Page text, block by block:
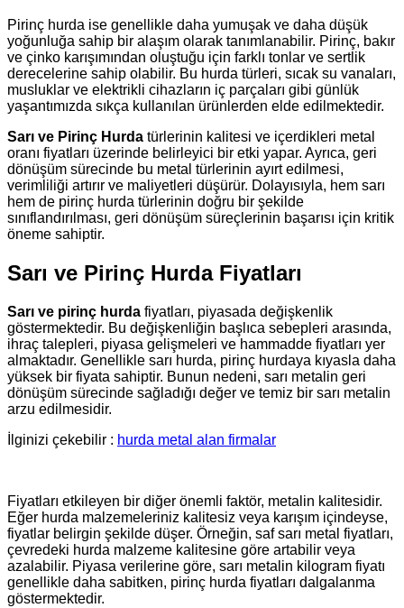
Pirinç hurda ise genellikle daha yumuşak ve daha düşük
yoğunluğa sahip bir alaşım olarak tanımlanabilir. Pirinç, bakır
ve çinko karışımından oluştuğu için farklı tonlar ve sertlik
derecelerine sahip olabilir. Bu hurda türleri, sıcak su vanaları,
musluklar ve elektrikli cihazların iç parçaları gibi günlük
yaşantımızda sıkça kullanılan ürünlerden elde edilmektedir.
Sarı ve Pirinç Hurda türlerinin kalitesi ve içerdikleri metal
oranı fiyatları üzerinde belirleyici bir etki yapar. Ayrıca, geri
dönüşüm sürecinde bu metal türlerinin ayırt edilmesi,
verimliliği artırır ve maliyetleri düşürür. Dolayısıyla, hem sarı
hem de pirinç hurda türlerinin doğru bir şekilde
sınıflandırılması, geri dönüşüm süreçlerinin başarısı için kritik
öneme sahiptir.
Sarı ve Pirinç Hurda Fiyatları
Sarı ve pirinç hurda fiyatları, piyasada değişkenlik
göstermektedir. Bu değişkenliğin başlıca sebepleri arasında,
ihraç talepleri, piyasa gelişmeleri ve hammadde fiyatları yer
almaktadır. Genellikle sarı hurda, pirinç hurdaya kıyasla daha
yüksek bir fiyata sahiptir. Bunun nedeni, sarı metalin geri
dönüşüm sürecinde sağladığı değer ve temiz bir sarı metalin
arzu edilmesidir.
İlginizi çekebilir : hurda metal alan firmalar
Fiyatları etkileyen bir diğer önemli faktör, metalin kalitesidir.
Eğer hurda malzemeleriniz kalitesiz veya karışım içindeyse,
fiyatlar belirgin şekilde düşer. Örneğin, saf sarı metal fiyatları,
çevredeki hurda malzeme kalitesine göre artabilir veya
azalabilir. Piyasa verilerine göre, sarı metalin kilogram fiyatı
genellikle daha sabitken, pirinç hurda fiyatları dalgalanma
göstermektedir.